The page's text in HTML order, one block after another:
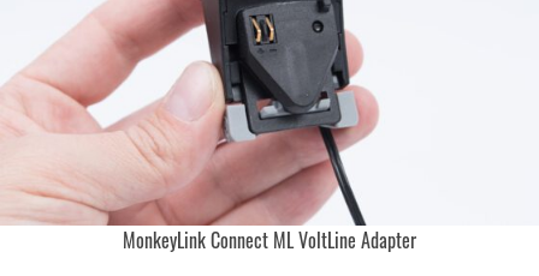
MonkeyLink Connect ML VoltLine Adapter